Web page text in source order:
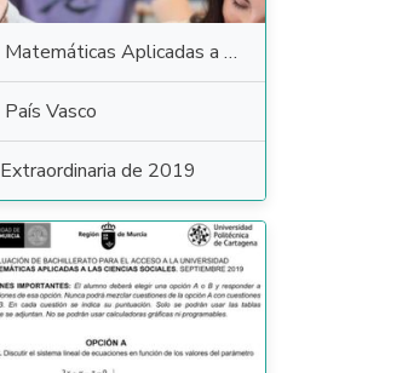
Matemáticas Aplicadas a las Ciencias Sociales
País Vasco
Extraordinaria de 2019